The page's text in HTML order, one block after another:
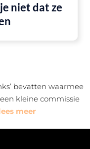
niet dat ze
bevatten waarmee
kleine commissie
meer